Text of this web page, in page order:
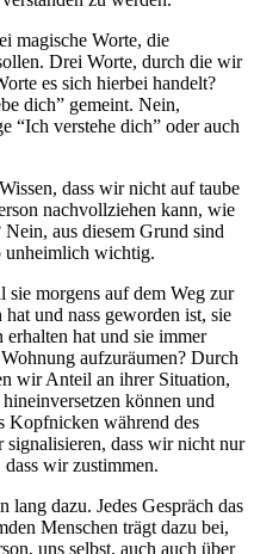
magische Worte, die
Drei Worte, durch die wir
es sich hierbei handelt?
dich” gemeint. Nein,
“Ich verstehe dich” oder auch
dass wir nicht auf taube
nachvollziehen kann, wie
aus diesem Grund sind
unheimlich wichtig.
sie morgens auf dem Weg zur
und nass geworden ist, sie
hat und sie immer
aufzuräumen? Durch
wir Anteil an ihrer Situation,
können und
Kopfnicken während des
signalisieren, dass wir nicht nur
wir zustimmen.
lang dazu. Jedes Gespräch das
Menschen trägt dazu bei,
uns selbst, auch auch über